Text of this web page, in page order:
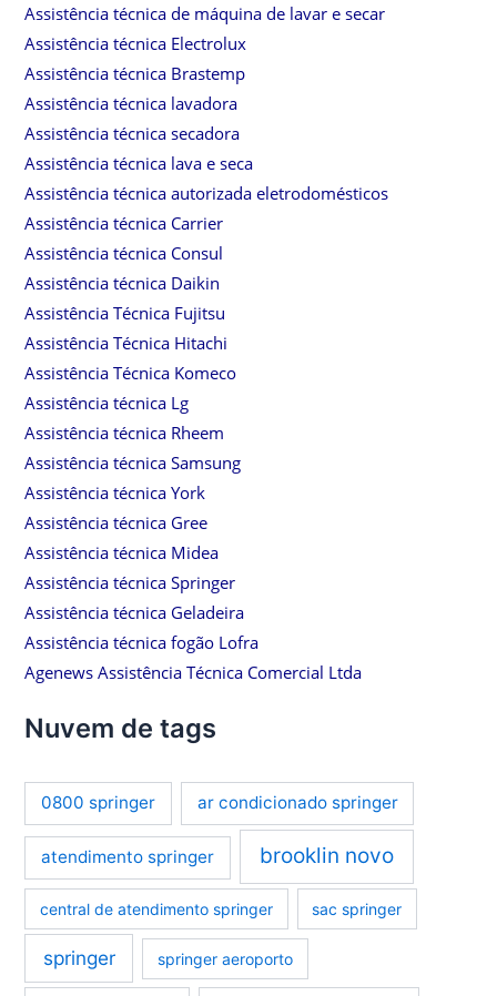
Assistência técnica de máquina de lavar e secar
Assistência técnica Electrolux
Assistência técnica Brastemp
Assistência técnica lavadora
Assistência técnica secadora
Assistência técnica lava e seca
Assistência técnica autorizada eletrodomésticos
Assistência técnica Carrier
Assistência técnica Consul
Assistência técnica Daikin
Assistência Técnica Fujitsu
Assistência Técnica Hitachi
Assistência Técnica Komeco
Assistência técnica Lg
Assistência técnica Rheem
Assistência técnica Samsung
Assistência técnica York
Assistência técnica Gree
Assistência técnica Midea
Assistência técnica Springer
Assistência técnica Geladeira
Assistência técnica fogão Lofra
Agenews Assistência Técnica Comercial Ltda
Nuvem de tags
0800 springer ar condicionado springer
atendimento springer brooklin novo
central de atendimento springer sac springer
springer springer aeroporto